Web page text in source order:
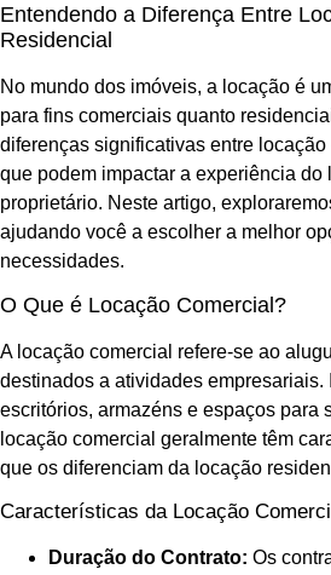
Entendendo a Diferença Entre
Residencial
No mundo dos imóveis, a locação é
para fins comerciais quanto
diferenças significativas entre locação
que podem impactar a experiência do
proprietário. Neste artigo,
ajudando você a escolher a melhor
necessidades.
O Que é Locação Comercial?
A locação comercial refere-se ao
destinados a atividades empresariais.
escritórios, armazéns e espaços para
locação comercial geralmente têm
que os diferenciam da locação
Características da Locação
Duração do Contrato: Os